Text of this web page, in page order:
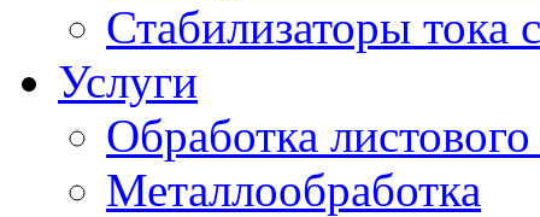
Стабилизаторы тока
Услуги
Обработка
Металлообработка